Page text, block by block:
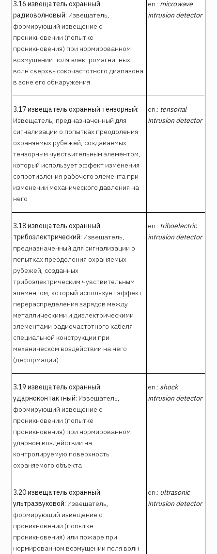
3.16 извещатель охранный
радиоволновый: Извещатель,
формирующий извещение о
проникновении (попытке
проникновения) при нормированном
возмущении поля электромагнитных
волн сверхвысокочастотного диапазона
в зоне его обнаружения
en.: microwave
intrusion detector
3.17 извещатель охранный тензорный:
Извещатель, предназначенный для
сигнализации о попытках преодоления
охраняемых рубежей, создаваемых
тензорным чувствительным элементом,
который использует эффект изменения
сопротивления рабочего элемента при
изменении механического давления на
него
en.: tensorial
intrusion detector
3.18 извещатель охранный
трибоэлектрический: Извещатель,
предназначенный для сигнализации о
попытках преодоления охраняемых
рубежей, созданных
трибоэлектрическим чувствительным
элементом, который использует эффект
перераспределения зарядов между
металлическими и диэлектрическими
элементами радиочастотного кабеля
специальной конструкции при
механическом воздействии на него
(деформации)
en.: triboelectric
intrusion detector
3.19 извещатель охранный
ударноконтактный: Извещатель,
формирующий извещение о
проникновении (попытке
проникновения) при нормированном
ударном воздействии на
контролируемую поверхность
охраняемого объекта
en.: shock
intrusion detector
3.20 извещатель охранный
ультразвуковой: Извещатель,
формирующий извещение о
проникновении (попытке
проникновения) или пожаре при
нормированном возмущении поля волн
en.: ultrasonic
intrusion detector